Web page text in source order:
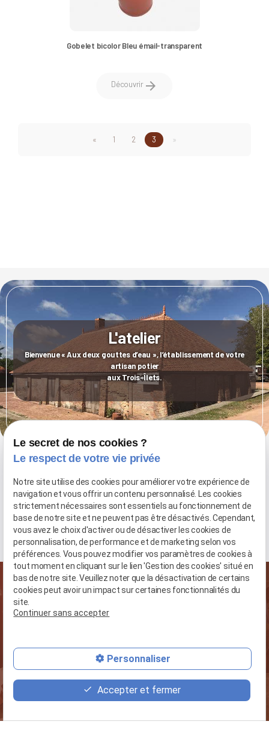
Gobelet bicolor Bleu émail-transparent
Découvrirarrow_forward
« 1 2 3 »
L'atelier
Bienvenue « Aux deux gouttes d’eau », l’établissement de votre
artisan potier
aux Trois-Îlets.
Les horaires
Du Lundi au Samedi
de 9h30 à 12h30 et de 14h30 à 18h00
Fermé le dimanche (sauf Rendez-vous)
Vous avez un projet
05.96.53.55.81
Le secret de nos cookies ?
Le respect de votre vie privée
Notre site utilise des cookies pour améliorer votre expérience de
navigation et vous offrir un contenu personnalisé. Les cookies
strictement nécessaires sont essentiels au fonctionnement de
base de notre site et ne peuvent pas être désactivés. Cependant,
vous avez le choix d'activer ou de désactiver les cookies de
personnalisation, de performance et de marketing selon vos
préférences. Vous pouvez modifier vos paramètres de cookies à
tout moment en cliquant sur le lien 'Gestion des cookies' situé en
bas de notre site. Veuillez noter que la désactivation de certains
cookies peut avoir un impact sur certaines fonctionnalités du
site.
Continuer sans accepter
Personnaliser
Accepter et fermer